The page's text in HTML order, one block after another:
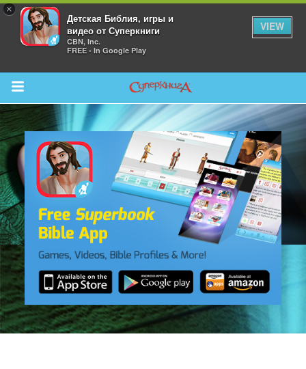
×
Детская Библия, игры и
видео от Суперкниги
CBN, Inc.
FREE - In Google Play
VIEW
Return to Content
Bible App